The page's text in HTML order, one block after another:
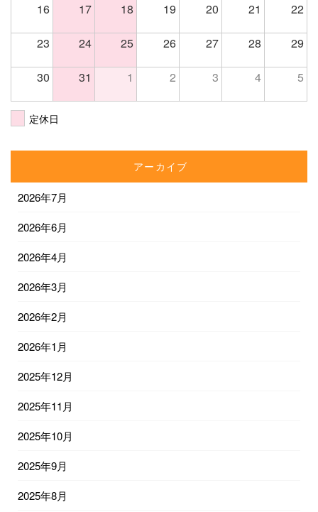
16 17 18 19 20 21 22
23 24 25 26 27 28 29
30 31 1 2 3 4 5
定休日
アーカイブ
2026年7月
2026年6月
2026年4月
2026年3月
2026年2月
2026年1月
2025年12月
2025年11月
2025年10月
2025年9月
2025年8月